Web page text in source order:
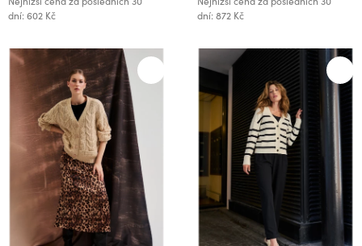
dní: 602 Kč
dní: 872 Kč